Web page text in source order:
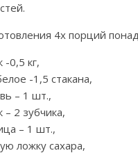
4х порций
-0,5 кг,
-1,5 стакана,
– 1 шт.,
– 2 зубчика,
– 1 шт.,
ложку сахара,